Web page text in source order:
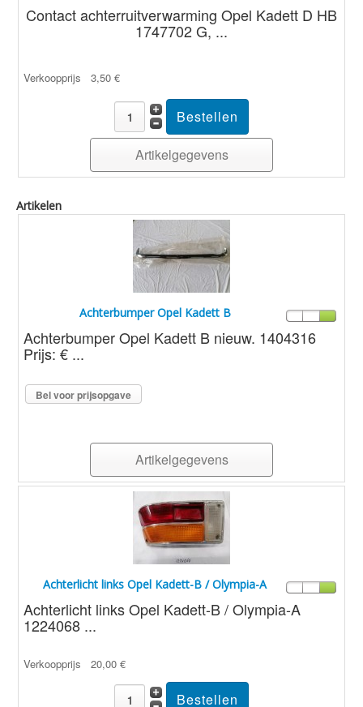
Contact achterruitverwarming Opel Kadett D HB
1747702 G, ...
Verkoopprijs 3,50 €
Artikelgegevens
Artikelen
Achterbumper Opel Kadett B
Achterbumper Opel Kadett B nieuw. 1404316
Prijs: € ...
Bel voor prijsopgave
Artikelgegevens
Achterlicht links Opel Kadett-B / Olympia-A
Achterlicht links Opel Kadett-B / Olympia-A
1224068 ...
Verkoopprijs 20,00 €